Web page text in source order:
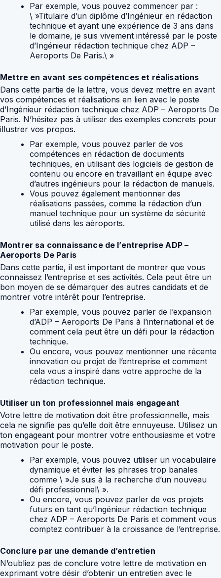
Par exemple, vous pouvez commencer par :
\ »Titulaire d’un diplôme d’Ingénieur en rédaction
technique et ayant une expérience de 3 ans dans
le domaine, je suis vivement intéressé par le poste
d’Ingénieur rédaction technique chez ADP –
Aeroports De Paris.\ »
Mettre en avant ses compétences et réalisations
Dans cette partie de la lettre, vous devez mettre en avant
vos compétences et réalisations en lien avec le poste
d’Ingénieur rédaction technique chez ADP – Aeroports De
Paris. N’hésitez pas à utiliser des exemples concrets pour
illustrer vos propos.
Par exemple, vous pouvez parler de vos
compétences en rédaction de documents
techniques, en utilisant des logiciels de gestion de
contenu ou encore en travaillant en équipe avec
d’autres ingénieurs pour la rédaction de manuels.
Vous pouvez également mentionner des
réalisations passées, comme la rédaction d’un
manuel technique pour un système de sécurité
utilisé dans les aéroports.
Montrer sa connaissance de l’entreprise ADP –
Aeroports De Paris
Dans cette partie, il est important de montrer que vous
connaissez l’entreprise et ses activités. Cela peut être un
bon moyen de se démarquer des autres candidats et de
montrer votre intérêt pour l’entreprise.
Par exemple, vous pouvez parler de l’expansion
d’ADP – Aeroports De Paris à l’international et de
comment cela peut être un défi pour la rédaction
technique.
Ou encore, vous pouvez mentionner une récente
innovation ou projet de l’entreprise et comment
cela vous a inspiré dans votre approche de la
rédaction technique.
Utiliser un ton professionnel mais engageant
Votre lettre de motivation doit être professionnelle, mais
cela ne signifie pas qu’elle doit être ennuyeuse. Utilisez un
ton engageant pour montrer votre enthousiasme et votre
motivation pour le poste.
Par exemple, vous pouvez utiliser un vocabulaire
dynamique et éviter les phrases trop banales
comme \ »Je suis à la recherche d’un nouveau
défi professionnel\ ».
Ou encore, vous pouvez parler de vos projets
futurs en tant qu’Ingénieur rédaction technique
chez ADP – Aeroports De Paris et comment vous
comptez contribuer à la croissance de l’entreprise.
Conclure par une demande d’entretien
N’oubliez pas de conclure votre lettre de motivation en
exprimant votre désir d’obtenir un entretien avec le